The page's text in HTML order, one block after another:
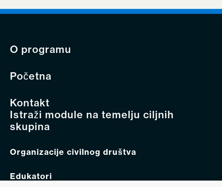
O programu
Početna
Kontakt
Istraži module na temelju ciljnih
skupina
Organizacije civilnog društva
Edukatori